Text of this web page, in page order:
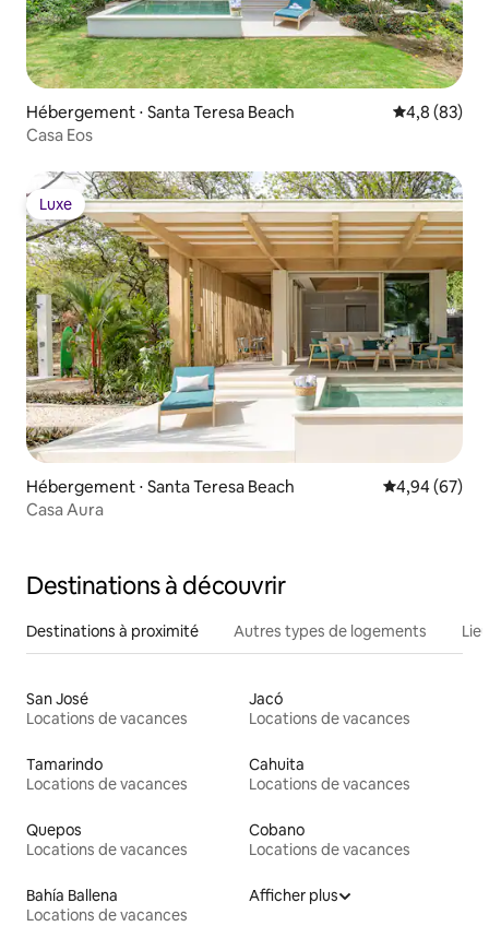
Hébergement ⋅ Santa Teresa Beach Évaluation
4,8 (83)
Casa Eos
Luxe
Luxe
Hébergement ⋅ Santa Teresa Beach Évaluation
4,94 (67)
Casa Aura
Destinations à découvrir
Destinations à proximité Autres types de logements
San José
Locations de vacances
Jacó
Locations de vacances
Tamarindo
Locations de vacances
Cahuita
Locations de vacances
Quepos
Locations de vacances
Cobano
Locations de vacances
Bahía Ballena
Locations de vacances
Afficher plus